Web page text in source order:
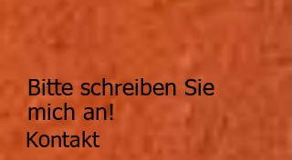
Bitte schreiben Sie
mich an!
Kontakt